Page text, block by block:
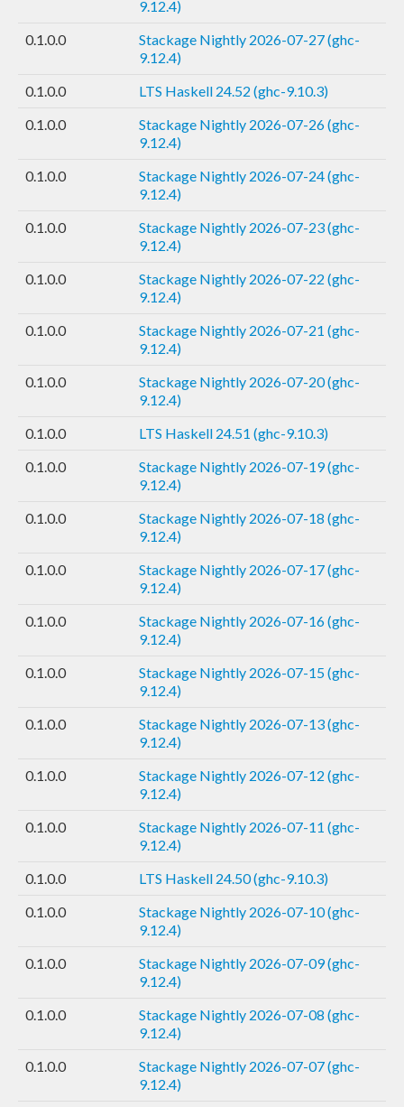
9.12.4)
0.1.0.0
Stackage Nightly 2026-07-27 (ghc-
9.12.4)
0.1.0.0
LTS Haskell 24.52 (ghc-9.10.3)
0.1.0.0
Stackage Nightly 2026-07-26 (ghc-
9.12.4)
0.1.0.0
Stackage Nightly 2026-07-24 (ghc-
9.12.4)
0.1.0.0
Stackage Nightly 2026-07-23 (ghc-
9.12.4)
0.1.0.0
Stackage Nightly 2026-07-22 (ghc-
9.12.4)
0.1.0.0
Stackage Nightly 2026-07-21 (ghc-
9.12.4)
0.1.0.0
Stackage Nightly 2026-07-20 (ghc-
9.12.4)
0.1.0.0
LTS Haskell 24.51 (ghc-9.10.3)
0.1.0.0
Stackage Nightly 2026-07-19 (ghc-
9.12.4)
0.1.0.0
Stackage Nightly 2026-07-18 (ghc-
9.12.4)
0.1.0.0
Stackage Nightly 2026-07-17 (ghc-
9.12.4)
0.1.0.0
Stackage Nightly 2026-07-16 (ghc-
9.12.4)
0.1.0.0
Stackage Nightly 2026-07-15 (ghc-
9.12.4)
0.1.0.0
Stackage Nightly 2026-07-13 (ghc-
9.12.4)
0.1.0.0
Stackage Nightly 2026-07-12 (ghc-
9.12.4)
0.1.0.0
Stackage Nightly 2026-07-11 (ghc-
9.12.4)
0.1.0.0
LTS Haskell 24.50 (ghc-9.10.3)
0.1.0.0
Stackage Nightly 2026-07-10 (ghc-
9.12.4)
0.1.0.0
Stackage Nightly 2026-07-09 (ghc-
9.12.4)
0.1.0.0
Stackage Nightly 2026-07-08 (ghc-
9.12.4)
0.1.0.0
Stackage Nightly 2026-07-07 (ghc-
9.12.4)